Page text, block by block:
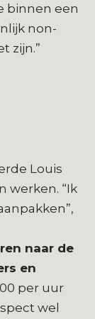
binnen een
non-
zijn.”
Louis
werken. “Ik
naar de
en
per uur
wel